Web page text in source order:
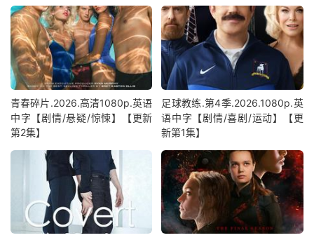
青春碎片.2026.高清1080p.英语
中字【剧情/悬疑/惊悚】【更新
第2集】
足球教练.第4季.2026.1080p.英
语中字【剧情/喜剧/运动】【更
新第1集】